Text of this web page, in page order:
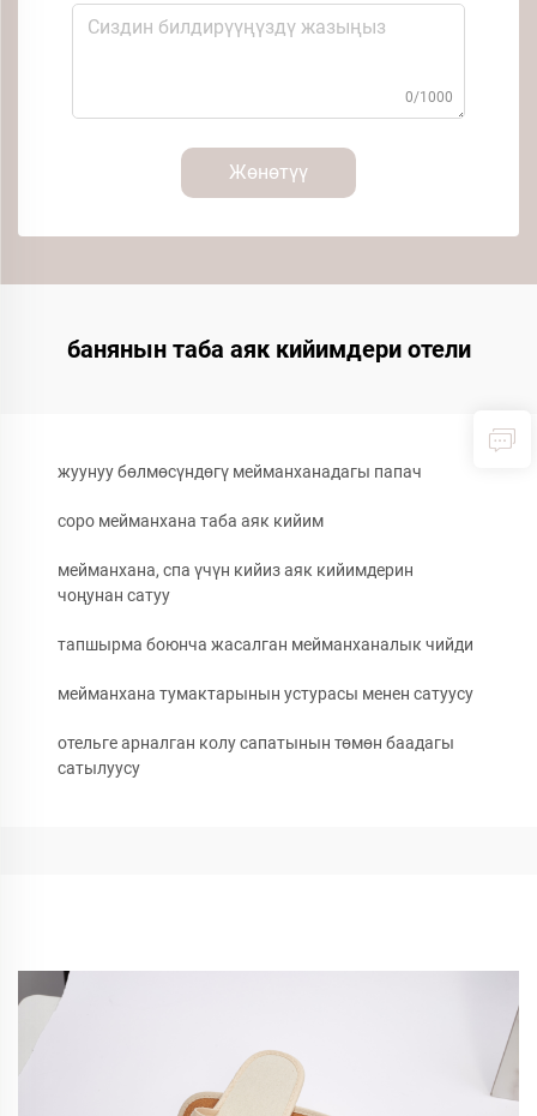
0/1000
Жөнөтүү
банянын таба аяк кийимдери отели
жуунуу бөлмөсүндөгү мейманханадагы папач
соро мейманхана таба аяк кийим
мейманхана, спа үчүн кийиз аяк кийимдерин
чоңунан сатуу
тапшырма боюнча жасалган мейманханалык чийди
мейманхана тумактарынын устурасы менен сатуусу
отельге арналган колу сапатынын төмөн баадагы
сатылуусу